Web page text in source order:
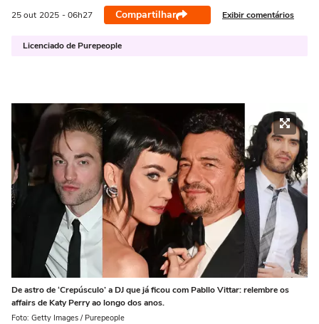
25 out 2025 - 06h27 Compartilhar Exibir comentários
Licenciado de Purepeople
De astro de ‘Crepúsculo’ a DJ que já ficou com Pabllo Vittar: relembre os
affairs de Katy Perry ao longo dos anos.
Foto: Getty Images / Purepeople